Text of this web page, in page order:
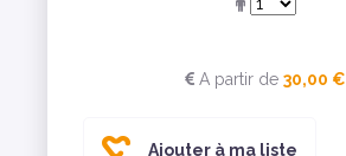
A partir de 30,00 €
Ajouter à ma liste